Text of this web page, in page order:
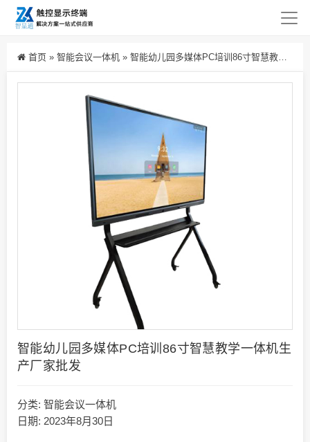
首页 » 智能会议一体机 » 智能幼儿园多媒体PC培训86寸智慧教学一体机生产厂家批发
智能幼儿园多媒体PC培训86寸智慧教学一体机生
产厂家批发
分类: 智能会议一体机
日期: 2023年8月30日